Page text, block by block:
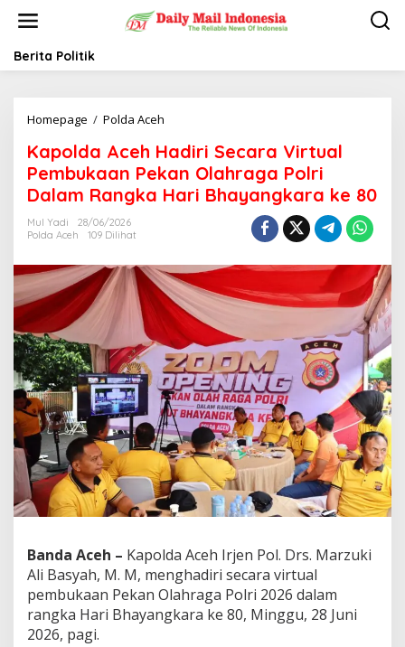
t
Berita Politik
Homepage / Polda Aceh
p
o
l
d
e
h
H
a
i
r
i
S
e
c
a
r
a
V
i
u
a
l
e
Kapolda Aceh Hadiri Secara Virtual
Pembukaan Pekan Olahraga Polri
Dalam Rangka Hari Bhayangkara ke 80
Mul Yadi
28/06/2026
Polda Aceh
109 Dilihat
Banda Aceh – Kapolda Aceh Irjen Pol. Drs. Marzuki
Ali Basyah, M. M, menghadiri secara virtual
pembukaan Pekan Olahraga Polri 2026 dalam
rangka Hari Bhayangkara ke 80, Minggu, 28 Juni
2026, pagi.